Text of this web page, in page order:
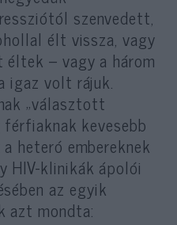
szenvedett,
élt vissza, vagy
– vagy a három
igaz volt rájuk.
„választott
férfiaknak kevesebb
heteró embereknek
HIV-klinikák ápolói
az egyik
azt mondta: